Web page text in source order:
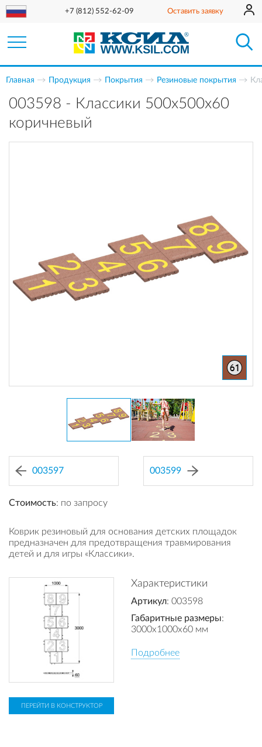
+7 (812) 552-62-09 Оставить заявку
Главная Продукция Покрытия Резиновые покрытия
003598 - Классики 500х500х60
коричневый
003597 003599
Стоимость: по запросу
Коврик резиновый для основания детских площадок
предназначен для предотвращения травмирования
детей и для игры «Классики».
Характеристики
Артикул: 003598
Габаритные размеры:
3000x1000x60 мм
Подробнее
ПЕРЕЙТИ В КОНСТРУКТОР